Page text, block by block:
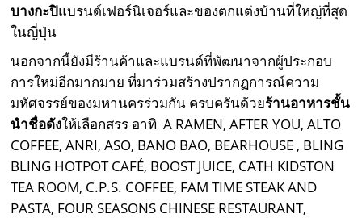
บางกะปิแบรนด์เฟอร์นิเจอร์และของตกแต่งบ้านที่ใหญ่ที่สุด
ในญี่ปุ่น
นอกจากนี้ยังมีร้านค้าและแบรนด์ที่พัฒนาจากผู้ประกอบ
การใหม่อีกมากมาย ที่มาร่วมสร้างปรากฏการณ์ความ
มหัศจรรย์ของมหานครร่วมกัน ครบครันด้วยร้านอาหารชั้น
นำชื่อดังให้เลือกสรร อาทิ A RAMEN, AFTER YOU, ALTO
COFFEE, ANRI, ASO, BANO BAO, BEARHOUSE , BLING
BLING HOTPOT CAFÉ, BOOST JUICE, CATH KIDSTON
TEA ROOM, C.P.S. COFFEE, FAM TIME STEAK AND
PASTA, FOUR SEASONS CHINESE RESTAURANT,